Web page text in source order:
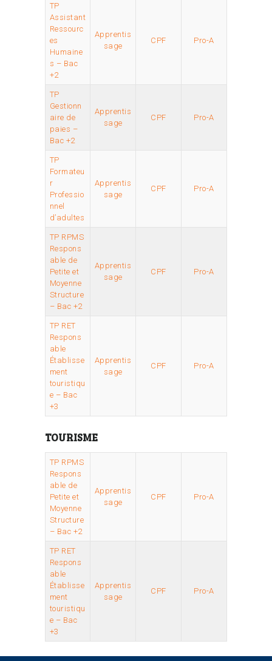
TP
Assistant
Ressourc
es
Humaine
s – Bac
+2
Apprentis
sage
CPF Pro-A
TP
Gestionn
aire de
paies –
Bac +2
Apprentis
sage
CPF Pro-A
TP
Formateu
r
Professio
nnel
d’adultes
Apprentis
sage
CPF Pro-A
TP RPMS
Respons
able de
Petite et
Moyenne
Structure
– Bac +2
Apprentis
sage
CPF Pro-A
TP RET
Respons
able
Établisse
ment
touristiqu
e – Bac
+3
Apprentis
sage
CPF Pro-A
TOURISME
TP RPMS
Respons
able de
Petite et
Moyenne
Structure
– Bac +2
Apprentis
sage
CPF Pro-A
TP RET
Respons
able
Établisse
ment
touristiqu
e – Bac
+3
Apprentis
sage
CPF Pro-A